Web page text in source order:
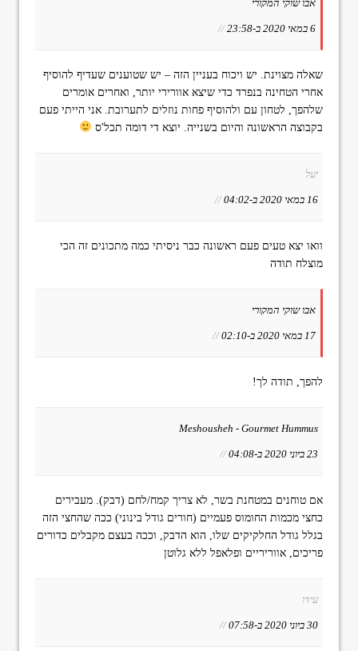
אבו שוקי המקורי
6 במאי 2020 ב-23:58 //
שאלה מצוינת. יש ויכוח בעניין הזה – יש שטוענים שעדיף להוסיף
אחרי הטחינה בנפרד כדי שיצא אוורירי יותר, ואחרים אומרים
שלהפך, לטחון עם ולהוסיף פחות נוזלים לתערובת. אני הייתי פעם
בקבוצה הראשונה והיום בשנייה. יוצא די דומה תכל'ס
יעל
16 במאי 2020 ב-04:02 //
וואו יצא טעים פעם ראשונה כבר ניסיתי כמה מתכונים זה הכי
מוצלח תודה
אבו שוקי המקורי
17 במאי 2020 ב-02:10 //
להפך, תודה לך!
Meshousheh - Gourmet Hummus
23 ביוני 2020 ב-04:08 //
אם טוחנים במטחנת בשר, לא צריך קמח/לחם (דבק). מעבירים
כחצי מכמות החומוס פעמיים (חורים גודל בינוני) ככה שהחצי הזה
בגלל גודל החלקיקים שלו, הוא הדבק, וככה בעצם מקבלים כדורים
פריכים, אווריריים ופלאפל ללא גלוטן
עידו
30 ביוני 2020 ב-07:58 //